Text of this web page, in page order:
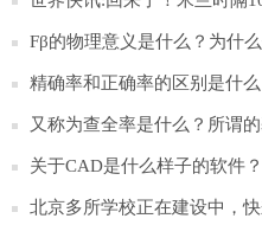
2-0巴萨
Fβ的物理意义是什么？为什
精确率和正确率的区别是什
最重要的一类定理？
又称为查全率是什么？所谓
关于CAD是什么样子的软件
北京多所学校正在建设中，